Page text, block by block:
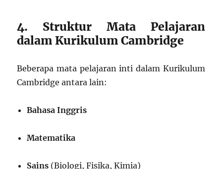
4. Struktur Mata Pelajaran
dalam Kurikulum Cambridge
Beberapa mata pelajaran inti dalam Kurikulum
Cambridge antara lain:
Bahasa Inggris
Matematika
Sains (Biologi, Fisika, Kimia)